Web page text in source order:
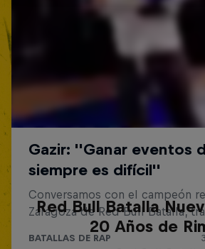
Red Bull Batalla
20 Años de